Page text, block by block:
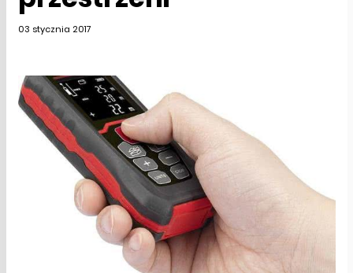
03 stycznia 2017